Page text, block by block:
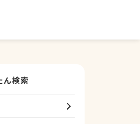
ん検索